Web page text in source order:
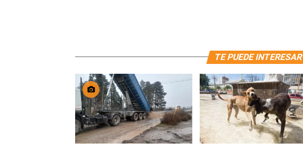
TE PUEDE INTERESAR